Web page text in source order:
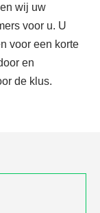
wij uw
voor u. U
voor een korte
en
de klus.